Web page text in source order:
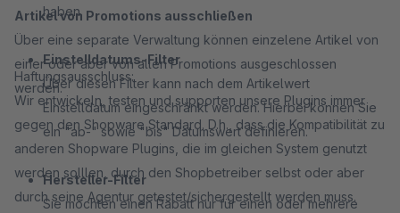
haben.
Einstelldatums-Filter
Über diesen Filter kann nach dem Artikelwert
Einstelldatum eingeschränkt werden. Hierbei können Sie
ein "ab-" sowie "bis" Datumswert definieren.
Hersteller-Filter
Sie möchten einen Rabatt nur für einen oder mehrere
Artikel von Promotions ausschließen
Über eine separate Verwaltung können einzelene Artikel von
einer oder aber von allen Promotions ausgeschlossen
werden.
Haftungsausschluss:
Wir entwickeln, testen und supporten unsere Plugins immer
gegen den Shopware Standard. D.h., dass die Kompatibilität zu
anderen Shopware Plugins, die im gleichen System genutzt
werden solllen, durch den Shopbetreiber selbst oder aber
durch seine Agentur getestet/sichergestellt werden muss.